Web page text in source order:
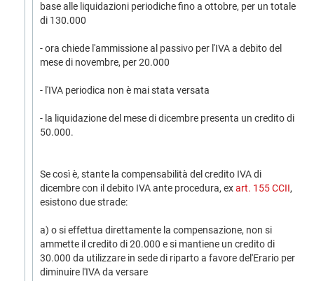
base alle liquidazioni periodiche fino a ottobre, per un totale
di 130.000
- ora chiede l'ammissione al passivo per l'IVA a debito del
mese di novembre, per 20.000
- l'IVA periodica non è mai stata versata
- la liquidazione del mese di dicembre presenta un credito di
50.000.
Se così è, stante la compensabilità del credito IVA di
dicembre con il debito IVA ante procedura, exart. 155 CCII,
esistono due strade:
a) o si effettua direttamente la compensazione, non si
ammette il credito di 20.000 e si mantiene un credito di
30.000 da utilizzare in sede di riparto a favore del'Erario per
diminuire l'IVA da versare